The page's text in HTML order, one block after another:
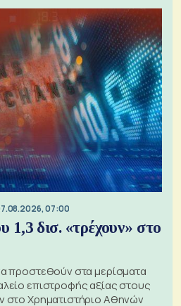
07:00
1,3 δισ. «τρέχουν» στο
προστεθούν στα μερίσματα
επιστροφής αξίας στους
στο Χρηματιστήριο Αθηνών